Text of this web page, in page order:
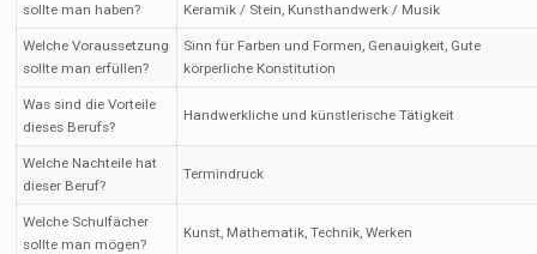
sollte man haben?
Keramik / Stein, Kunsthandwerk / Musik
Welche Voraussetzung
sollte man erfüllen?
Sinn für Farben und Formen, Genauigkeit, Gute
körperliche Konstitution
Was sind die Vorteile
dieses Berufs?
Handwerkliche und künstlerische Tätigkeit
Welche Nachteile hat
dieser Beruf?
Termindruck
Welche Schulfächer
sollte man mögen?
Kunst, Mathematik, Technik, Werken